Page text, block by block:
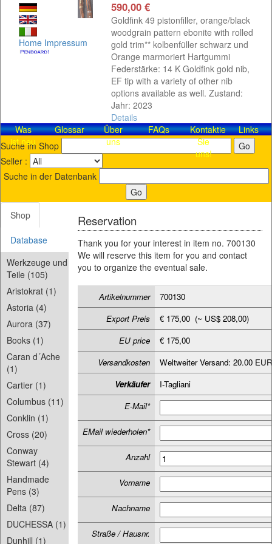
Home Impressum
590,00 €
Goldfink 49 pistonfiller, orange/black
woodgrain pattern ebonite with rolled
gold trim** kolbenfüller schwarz und
Orange marmoriert Hartgummi
Federstärke: 14 K Goldfink gold nib,
EF tip with a variety of other nib
options available as well. Zustand:
Jahr: 2023
Details
Was
ist neu
Glossar
Über
uns
FAQs
Kontaktieren
Sie
uns!
Links
Suche im Shop
Seller :
Suche in der Datenbank
Shop
Database
Werkzeuge und
Teile (105)
Aristokrat (1)
Astoria (4)
Aurora (37)
Books (1)
Caran d´Ache
(1)
Cartier (1)
Columbus (11)
Conklin (1)
Cross (20)
Conway
Stewart (4)
Handmade
Pens (3)
Delta (87)
DUCHESSA (1)
Dunhill (1)
Reservation
Thank you for your interest in item no. 700130
We will reserve this item for you and contact
you to organize the eventual sale.
Artikelnummer
700130
Export Preis
€ 175,00 (~ US$ 208,00)
EU price
€ 175,00
Versandkosten
Weltweiter Versand: 20.00 EUR
Verkäufer
I-Tagliani
E-Mail*
EMail wiederholen*
Anzahl
Vorname
Nachname
Straße / Hausnr.